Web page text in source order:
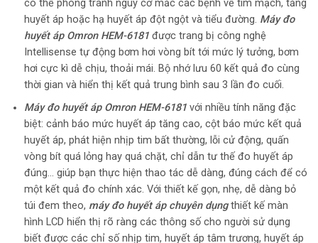
có thể phòng tránh nguy cơ mắc các bệnh về tim mạch, tăng
huyết áp hoặc hạ huyết áp đột ngột và tiểu đường. Máy đo
huyết áp Omron HEM-6181được trang bị công nghệ
Intellisense tự động bơm hơi vòng bít tới mức lý tưởng, bơm
hơi cực kì dễ chịu, thoải mái. Bộ nhớ lưu 60 kết quả đo cùng
thời gian và hiển thị kết quả trung bình sau 3 lần đo cuối.
Máy đo huyết áp Omron HEM-6181với nhiều tính năng đặc
biệt: cảnh báo mức huyết áp tăng cao, cột báo mức kết quả
huyết áp, phát hiện nhịp tim bất thường, lỗi cử động, quấn
vòng bít quá lỏng hay quá chặt, chỉ dẫn tư thế đo huyết áp
đúng… giúp bạn thực hiện thao tác dễ dàng, đúng cách để có
một kết quả đo chính xác. Với thiết kế gọn, nhẹ, dễ dàng bỏ
túi đem theo, máy đo huyết áp chuyên dụngthiết kế màn
hình LCD hiển thị rõ ràng các thông số cho người sử dụng
biết được các chỉ số nhịp tim, huyết áp tâm trương, huyết áp